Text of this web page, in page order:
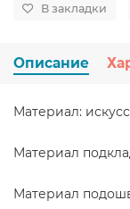
В закладки
Описание
Материал:
Материал
Материал